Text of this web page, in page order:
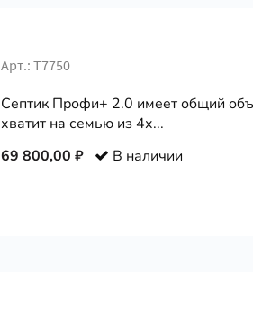
Арт.: Т7750
Септик Профи+ 2.0 имеет общий
хватит на семью из 4х...
69 800,00 ₽ В наличии